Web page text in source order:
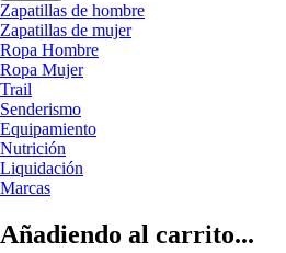
Zapatillas de hombre
Zapatillas de mujer
Ropa Hombre
Ropa Mujer
Trail
Senderismo
Equipamiento
Nutrición
Liquidación
Marcas
Añadiendo al carrito...